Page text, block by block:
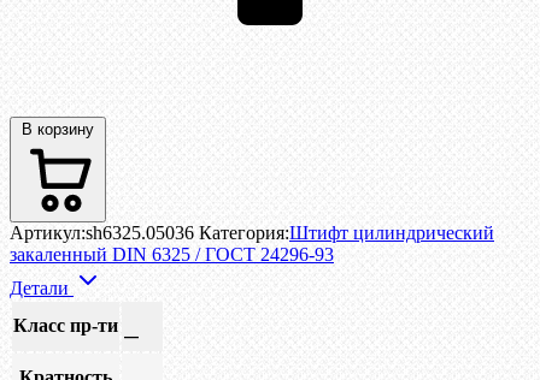
В корзину
Артикул:sh6325.05036 Категория:Штифт цилиндрический
закаленный DIN 6325 / ГОСТ 24296-93
Детали
Класс пр-ти —